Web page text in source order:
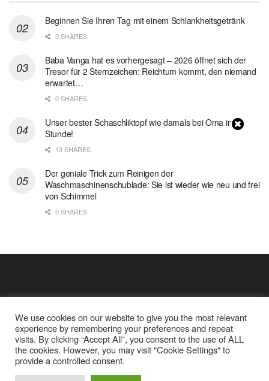
Beginnen Sie Ihren Tag mit einem Schlankheitsgetränk
0 SHARES
Baba Vanga hat es vorhergesagt – 2026 öffnet sich der
Tresor für 2 Sternzeichen: Reichtum kommt, den niemand
erwartet…
0 SHARES
Unser bester Schaschliktopf wie damals bei Oma in 1
Stunde!
13 SHARES
Der geniale Trick zum Reinigen der
Waschmaschinenschublade: Sie ist wieder wie neu und frei
von Schimmel
0 SHARES
Cookie Policy
Datenschutz
Google Analytics und Cookie Dateien
We use cookies on our website to give you the most relevant
experience by remembering your preferences and repeat
visits. By clicking “Accept All”, you consent to the use of ALL
the cookies. However, you may visit "Cookie Settings" to
provide a controlled consent.